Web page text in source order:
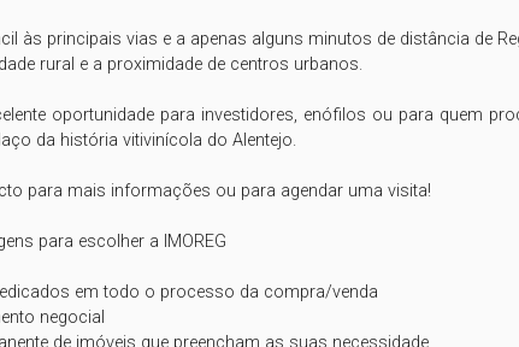
às principais vias e a apenas alguns minutos de distância de
rural e a proximidade de centros urbanos.
oportunidade para investidores, enófilos ou para quem
da história vitivinícola do Alentejo.
para mais informações ou para agendar uma visita!
para escolher a IMOREG
em todo o processo da compra/venda
negocial
de imóveis que preencham as suas necessidade